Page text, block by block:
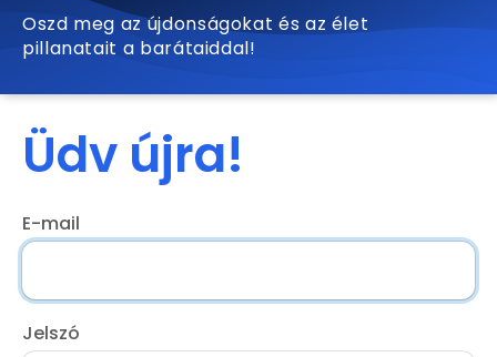
Oszd meg az újdonságokat és az élet
pillanatait a barátaiddal!
Üdv újra!
E-mail
Jelszó